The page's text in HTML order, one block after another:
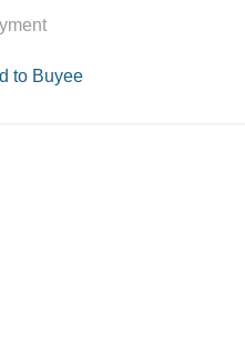
to Buyee